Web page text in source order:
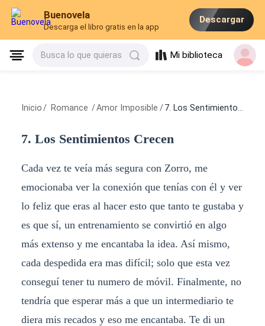
Buenovela
Descarga el libro gratis en la app
Descargar
Busca lo que quieras Mi biblioteca
Inicio / Romance /Amor Imposible / 7. Los Sentimientos Crecen
7. Los Sentimientos Crecen
Cada vez te veía más segura con Zorro, me
emocionaba ver la conexión que tenías con él y ver
lo feliz que eras al hacer esto que tanto te gustaba y
es que sí, un entrenamiento se convirtió en algo
más extenso y me encantaba la idea. Así mismo,
cada despedida era mas difícil; solo que esta vez
conseguí tener tu numero de móvil. Finalmente, no
tendría que esperar más a que un intermediario te
diera mis recados y eso me encantaba. Te di un